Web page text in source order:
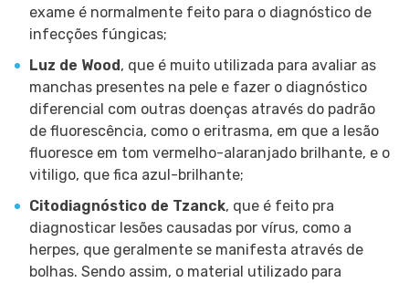
exame é normalmente feito para o diagnóstico de
infecções fúngicas;
Luz de Wood, que é muito utilizada para avaliar as
manchas presentes na pele e fazer o diagnóstico
diferencial com outras doenças através do padrão
de fluorescência, como o eritrasma, em que a lesão
fluoresce em tom vermelho-alaranjado brilhante, e o
vitiligo, que fica azul-brilhante;
Citodiagnóstico de Tzanck, que é feito pra
diagnosticar lesões causadas por vírus, como a
herpes, que geralmente se manifesta através de
bolhas. Sendo assim, o material utilizado para